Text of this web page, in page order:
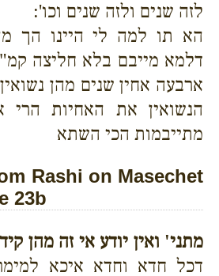
לזה שנים ולזה שנים וכו':
הא תו למה לי היינו הך
דלמא מייבם בלא חליצה
ארבעה אחין שנים מהן
הנשואין את האחיות הרי
מתייבמות הכי השתא
Rashi on Masechet
23b
מתני' ואין יודע אי זה מהן
דכל חדא וחדא איכא